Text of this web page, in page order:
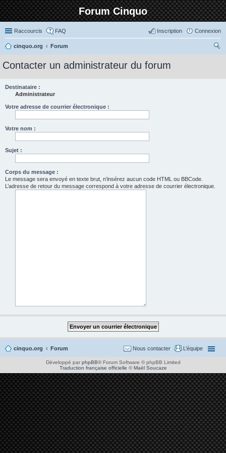
Forum Cinquo
Raccourcis FAQ Connexion
Inscription
cinquo.org
Forum
Contacter un administrateur du forum
Destinataire :
Administrateur
Votre adresse de courrier électronique :
Votre nom :
Sujet :
Corps du message :
Le message sera envoyé en texte brut, n’insérez aucun code HTML ou BBCode.
L’adresse de retour du message correspond à votre adresse de courrier électronique.
cinquo.org Forum L’équipe
Nous contacter
Développé par phpBB® Forum Software © phpBB Limited
Traduction française officielle ©Maël Soucaze